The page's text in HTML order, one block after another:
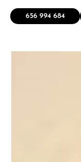
656 994 684